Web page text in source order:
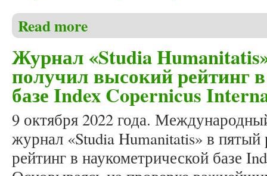
Read more
Журнал «Studia
получил высокий рейтинг
базе Index Copernicus
9 октября 2022 года.
журнал «Studia Humanitatis» в
рейтинг в наукометрической базе